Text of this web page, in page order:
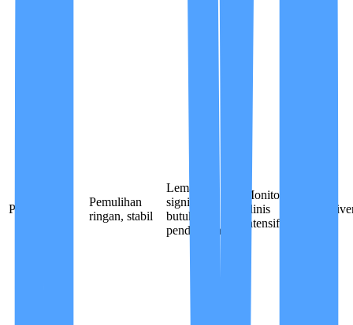
Pasca DBD
Pemulihan
ringan, stabil
Lemah
signifikan,
butuh
pendampingan
Monitoring
klinis
intensif